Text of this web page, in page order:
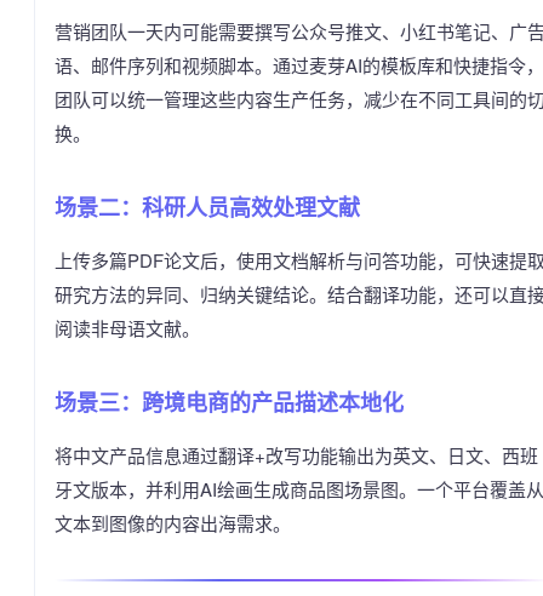
营销团队一天内可能需要撰写公众号推文、小红书笔记、广
语、邮件序列和视频脚本。通过麦芽AI的模板库和快捷指令，
团队可以统一管理这些内容生产任务，减少在不同工具间的
换。
场景二：科研人员高效处理文献
上传多篇PDF论文后，使用文档解析与问答功能，可快速提
研究方法的异同、归纳关键结论。结合翻译功能，还可以直
阅读非母语文献。
场景三：跨境电商的产品描述本地化
将中文产品信息通过翻译+改写功能输出为英文、日文、西班
牙文版本，并利用AI绘画生成商品图场景图。一个平台覆盖从
文本到图像的内容出海需求。